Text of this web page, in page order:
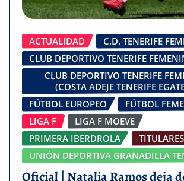
ACTUALIDAD
C.D. TENERIFE
CLUB DEPORTIVO TENERIFE
CLUB DEPORTIVO TENERIFE
(COSTA ADEJE TENERIFE
FÚTBOL EUROPEO
FÚTBOL
LIGA F
LIGA F MOEVE
PRIMERA IBERDROLA
UNIÓN DEPORTIVA GRANADILLA
Oficial | Natalia Ramos deja